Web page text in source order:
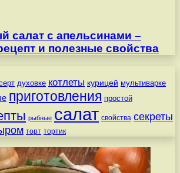
салат с апельсинами –
и полезные свойства
духовке котлеты курицей мультиварке
приготовления простой
рыбные салат свойства секреты
торт тортик